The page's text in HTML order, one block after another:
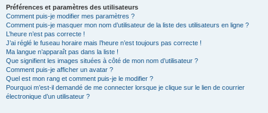
Préférences et paramètres des utilisateurs
Comment puis-je modifier mes paramètres ?
Comment puis-je masquer mon nom d’utilisateur de la liste des utilisateurs en ligne ?
L’heure n’est pas correcte !
J’ai réglé le fuseau horaire mais l’heure n’est toujours pas correcte !
Ma langue n’apparaît pas dans la liste !
Que signifient les images situées à côté de mon nom d’utilisateur ?
Comment puis-je afficher un avatar ?
Quel est mon rang et comment puis-je le modifier ?
Pourquoi m’est-il demandé de me connecter lorsque je clique sur le lien de courrier
électronique d’un utilisateur ?